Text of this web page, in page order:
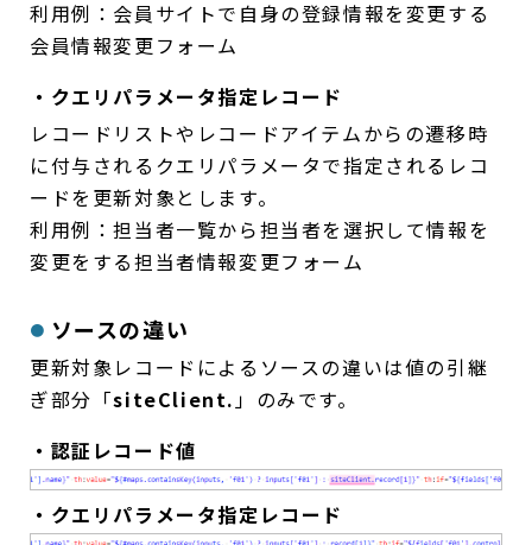
利用例：会員サイトで自身の登録情報を変更する
会員情報変更フォーム
・クエリパラメータ指定レコード
レコードリストやレコードアイテムからの遷移時
に付与されるクエリパラメータで指定されるレコ
ードを更新対象とします。
利用例：担当者一覧から担当者を選択して情報を
変更をする担当者情報変更フォーム
ソースの違い
更新対象レコードによるソースの違いは値の引継
ぎ部分「siteClient. 」のみです。
・認証レコード値
・クエリパラメータ指定レコード